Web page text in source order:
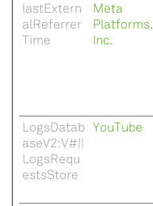
lastExtern
alReferrer
Time
Meta
Platforms,
Inc.
LogsDatab
aseV2:V#||
LogsRequ
estsStore
YouTube